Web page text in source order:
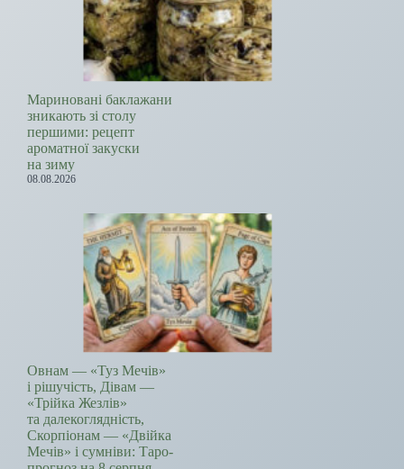
Мариновані баклажани
зникають зі столу
першими: рецепт
ароматної закуски
на зиму
08.08.2026
Овнам — «Туз Мечів»
і рішучість, Дівам —
«Трійка Жезлів»
та далекоглядність,
Скорпіонам — «Двійка
Мечів» і сумніви: Таро-